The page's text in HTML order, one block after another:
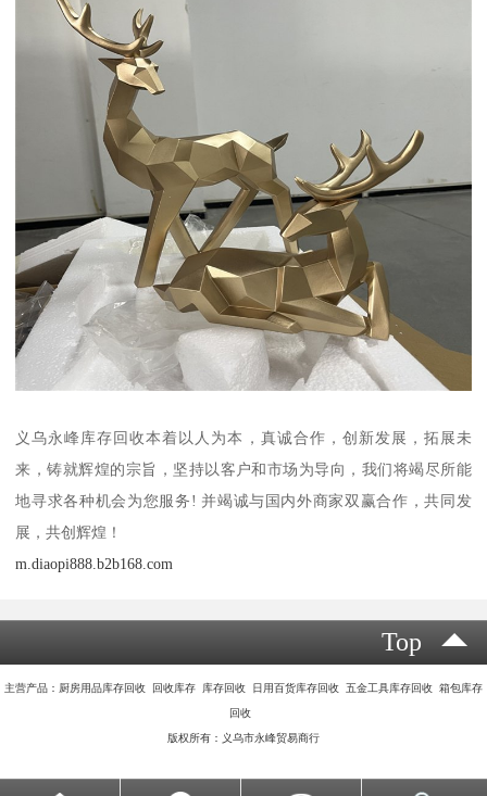
义乌永峰库存回收本着以人为本，真诚合作，创新发展，拓展未
来，铸就辉煌的宗旨，坚持以客户和市场为导向，我们将竭尽所能
地寻求各种机会为您服务! 并竭诚与国内外商家双赢合作，共同发
展，共创辉煌！
m.diaopi888.b2b168.com
Top
主营产品：厨房用品库存回收 回收库存 库存回收 日用百货库存回收 五金工具库存回收 箱包库存
回收
版权所有：义乌市永峰贸易商行